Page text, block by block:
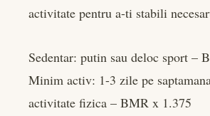
activitate pentru a-ti stabili
Sedentar: putin sau deloc sport –
Minim activ: 1-3 zile pe
activitate fizica – BMR x 1.375